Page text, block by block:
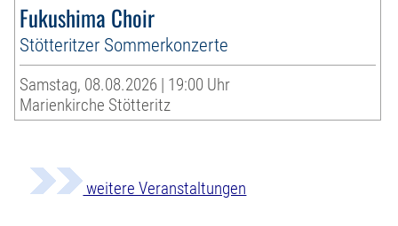
Fukushima Choir
Stötteritzer Sommerkonzerte
Samstag, 08.08.2026 | 19:00 Uhr
Marienkirche Stötteritz
weitere Veranstaltungen